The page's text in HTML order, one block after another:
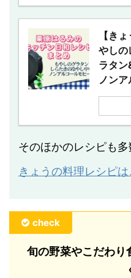
【き
やしの
ラタン
ノン
そのほかのレシピも多
きょうの料理レシピは
check
旬の野菜やこだわり